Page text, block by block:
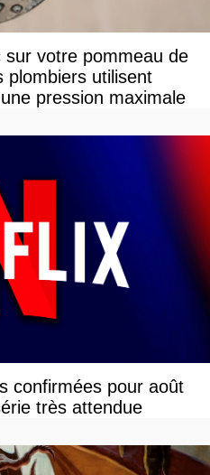
sur votre pommeau de
plombiers utilisent
pression maximale
confirmées pour août
très attendue